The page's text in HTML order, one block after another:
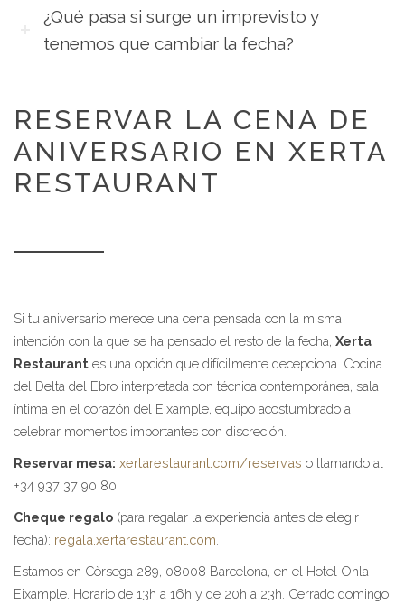
¿Qué pasa si surge un imprevisto y
tenemos que cambiar la fecha?
RESERVAR LA CENA DE
ANIVERSARIO EN XERTA
RESTAURANT
Si tu aniversario merece una cena pensada con la misma
intención con la que se ha pensado el resto de la fecha, Xerta
Restaurant es una opción que difícilmente decepciona. Cocina
del Delta del Ebro interpretada con técnica contemporánea, sala
íntima en el corazón del Eixample, equipo acostumbrado a
celebrar momentos importantes con discreción.
Reservar mesa: xertarestaurant.com/reservas o llamando al
+34 937 37 90 80.
Cheque regalo (para regalar la experiencia antes de elegir
fecha): regala.xertarestaurant.com
Estamos en Còrsega 289, 08008 Barcelona, en el Hotel Ohla
Eixample. Horario de 13h a 16h y de 20h a 23h. Cerrado domingo